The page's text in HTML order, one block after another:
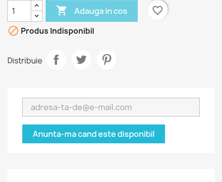
 Adauga in cos
favorite_border
 Produs Indisponibil
Distribuie
Anunta-ma cand este disponibil